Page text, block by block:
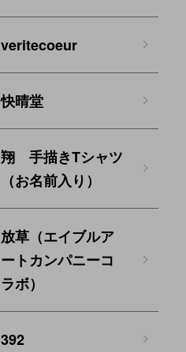
veritecoeur
快晴堂
翔 手描きTシャツ
（お名前入り）
放草（エイブルア
ートカンパニーコ
ラボ）
392